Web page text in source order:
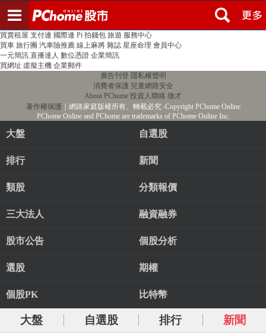
PChome首頁 線上購物 24h購物 書店
買賣租屋 支付連 國際連 Pi 拍錢包 旅遊 服務中心
買車 旅行團 汽車險推薦 線上麻將 雜誌 星座命理 會員中心
一元簡訊 直播達人 數位憑證 企業簡訊
買網址 虛擬主機 企業郵件
廣告刊登 隱私權聲明
消費者保護 兒童網路安全
About PChome 投資人聯絡 徵才
著作權保護 ｜網路家庭版權所有、轉載必究‧Copyright PChome Online
PChome Online and PChome are trademarks of PChome Online Inc.
大盤 自選股
排行 新聞
類股 分類報價
三大法人 融資融券
股市公告 個股分析
選股 期權
個股PK 比特幣
大盤 自選股 排行 新聞